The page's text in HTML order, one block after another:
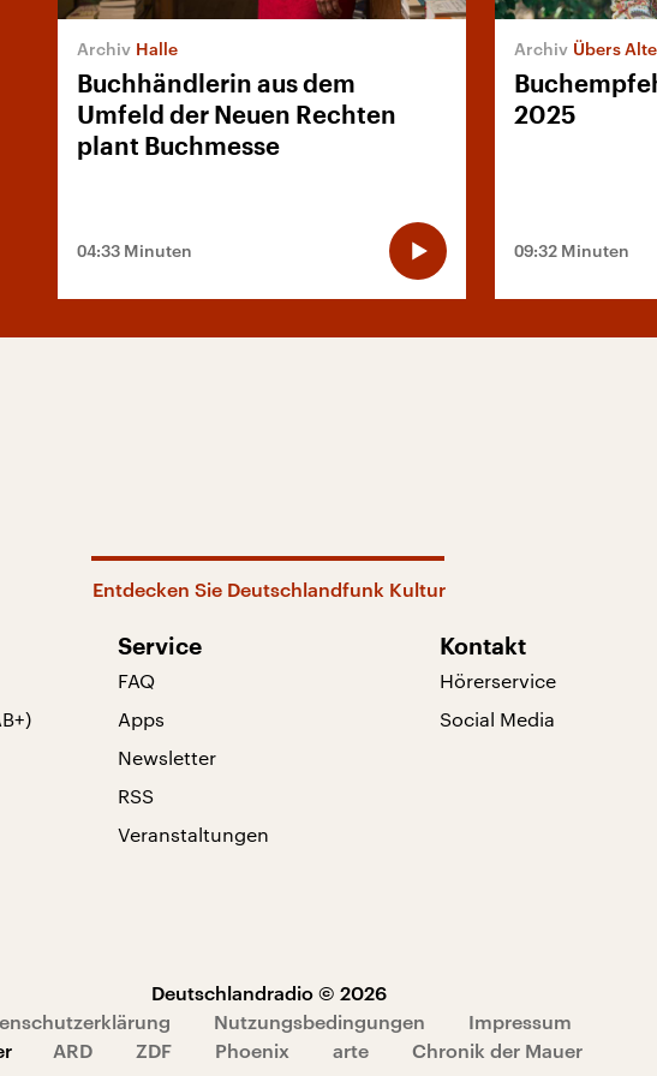
Halle
Buchhändlerin aus dem
Umfeld der Neuen Rechten
plant Buchmesse
04:33 Minuten
Übers
2025
09:32 Minuten
Entdecken Sie Deutschlandfunk Kultur
Service
FAQ
Apps
Newsletter
RSS
Veranstaltungen
Kontakt
Hörerservice
Social Media
Deutschlandradio © 2026
Nutzungsbedingungen
Impressum
ARD ZDF Phoenix arte Chronik der Mauer